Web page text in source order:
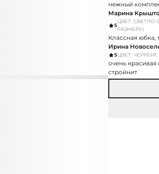
нежный
Марина
5
ЦВЕТ:
РАЗМЕРУ)
Классная юбка,
Ирина
5ЦВЕТ: ЧЕРНЫЙ,
очень
стройнит